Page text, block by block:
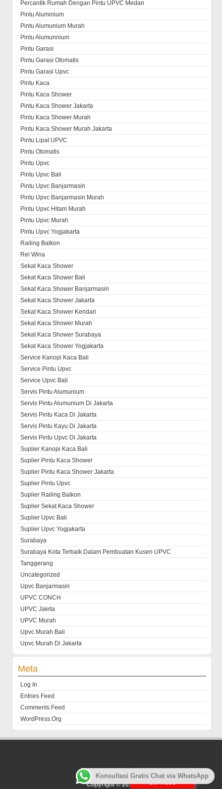
Percantik Rumah Dengan Pintu UPVC Medan
Pintu Aluminium
Pintu Alumunium Murah
Pintu Alumunnium
Pintu Garasi
Pintu Garasi Otomatis
Pintu Garasi Upvc
Pintu Kaca
Pintu Kaca Shower
Pintu Kaca Shower Jakarta
Pintu Kaca Shower Murah
Pintu Kaca Shower Murah Jakarta
Pintu Lipat UPVC
Pintu Otomatis
Pintu Upvc
Pintu Upvc Bali
Pintu Upvc Banjarmasin
Pintu Upvc Banjarmasin Murah
Pintu Upvc Hitam Murah
Pintu Upvc Murah
Pintu Upvc Yogjakarta
Railing Balkon
Rel Wina
Sekat Kaca Shower
Sekat Kaca Shower Bali
Sekat Kaca Shower Banjarmasin
Sekat Kaca Shower Jakarta
Sekat Kaca Shower Kendari
Sekat Kaca Shower Murah
Sekat Kaca Shower Surabaya
Sekat Kaca Shower Yogjakarta
Service Kanopi Kaca Bali
Service Pintu Upvc
Service Upvc Bali
Servis Pintu Alumunium
Servis Pintu Alumunium Di Jakarta
Servis Pintu Kaca Di Jakarta
Servis Pintu Kayu Di Jakarta
Servis Pintu Upvc Di Jakarta
Suplier Kanopi Kaca Bali
Suplier Pintu Kaca Shower
Suplier Pintu Kaca Shower Jakarta
Suplier Pintu Upvc
Suplier Railing Balkon
Suplier Sekat Kaca Shower
Suplier Upvc Bali
Suplier Upvc Yogjakarta
Surabaya
Surabaya Kota Terbaik Dalam Pembuatan Kusen UPVC
Tanggerang
Uncategorized
Upvc Banjarmasin
UPVC CONCH
UPVC Jakrta
UPVC Murah
Upvc Murah Bali
Upvc Murah Di Jakarta
Meta
Log In
Entries Feed
Comments Feed
WordPress.org
Konsultasi Gratis Chat via WhatsApp
Copyright © 2013
Customer